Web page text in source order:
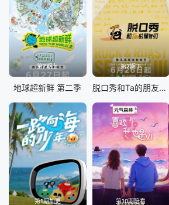
第7期上
地球超新鲜 第二季
第7期下
脱口秀和Ta的朋友们 第三季
第1期加更 第10期陪看